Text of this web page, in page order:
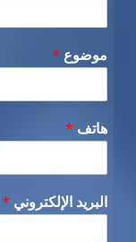
موضوع *
هاتف *
البريد الإلكتروني *